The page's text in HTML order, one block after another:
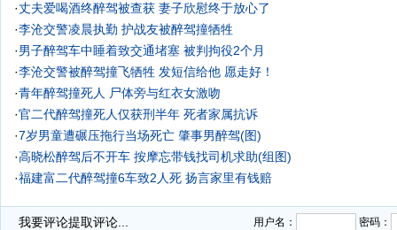
·丈夫爱喝酒终醉驾被查获 妻子欣慰终于放心了
·李沧交警凌晨执勤 护战友被醉驾撞牺牲
·男子醉驾车中睡着致交通堵塞 被判拘役2个月
·李沧交警被醉驾撞飞牺牲 发短信给他 愿走好！
·青年醉驾撞死人 尸体旁与红衣女激吻
·官二代醉驾撞死人仅获刑半年 死者家属抗诉
·7岁男童遭碾压拖行当场死亡 肇事男醉驾(图)
·高晓松醉驾后不开车 按摩忘带钱找司机求助(组图)
·福建富二代醉驾撞6车致2人死 扬言家里有钱赔
我要评论提取评论... 用户名： 密码：